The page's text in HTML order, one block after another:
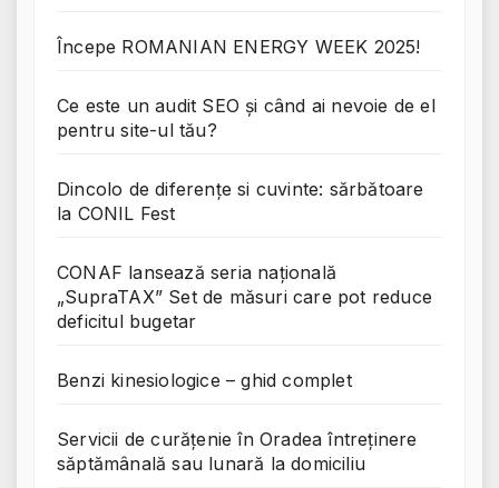
Începe ROMANIAN ENERGY WEEK 2025!
Ce este un audit SEO și când ai nevoie de el
pentru site-ul tău?
Dincolo de diferențe si cuvinte: sărbătoare
la CONIL Fest
CONAF lansează seria națională
„SupraTAX” Set de măsuri care pot reduce
deficitul bugetar
Benzi kinesiologice – ghid complet
Servicii de curățenie în Oradea întreținere
săptămânală sau lunară la domiciliu